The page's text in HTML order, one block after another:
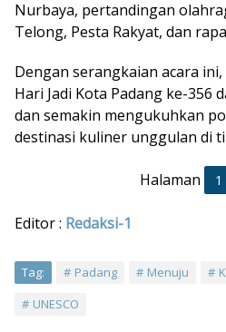
Nurbaya, pertandingan
Telong, Pesta Rakyat, dan
Dengan serangkaian acara
Hari Jadi Kota Padang ke-356
dan semakin mengukuhkan
destinasi kuliner unggulan di
Halaman 1
Editor : Redaksi-1
Tag: Padang Menuju
UNESCO